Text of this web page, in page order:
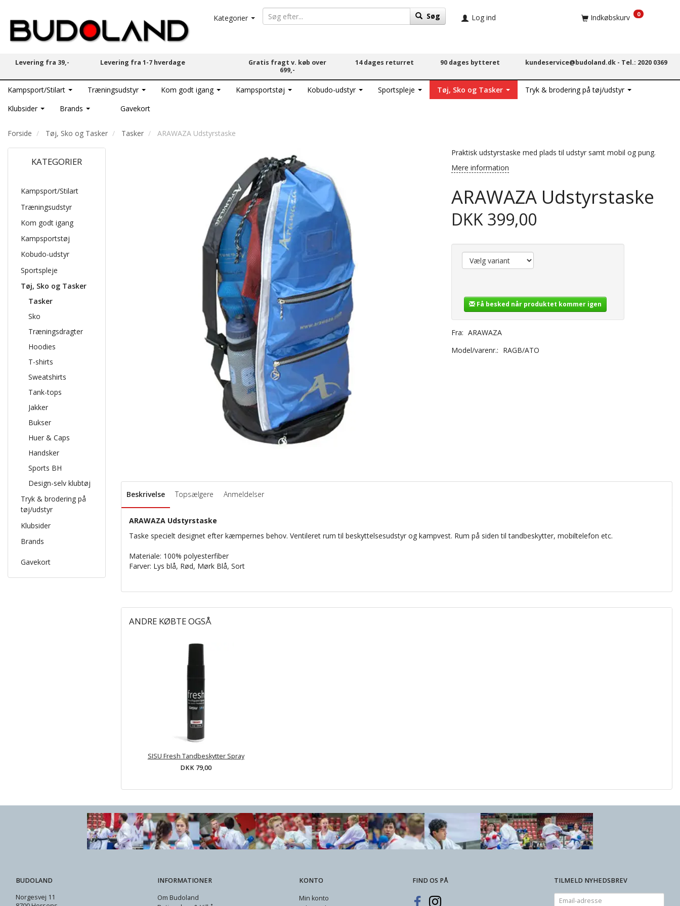
Kategorier Søg Log ind Indkøbskurv 0
Levering fra 39,- Levering fra 1-7 hverdage
Gratis fragt v. køb over
699,-
14 dages returret 90 dages bytteret kundeservice@budoland.dk - Tel.: 2020 0369
Kampsport/Stilart Træningsudstyr Kom godt igang Kampsportstøj Kobudo-udstyr Sportspleje Tøj, Sko og Tasker
Tryk & brodering på tøj/udstyr
Klubsider
Brands Gavekort
Forside Tøj, Sko og Tasker Tasker ARAWAZA Udstyrstaske
KATEGORIER
Kampsport/Stilart
Træningsudstyr
Kom godt igang
Kampsportstøj
Kobudo-udstyr
Sportspleje
Tøj, Sko og Tasker
Tasker
Sko
Træningsdragter
Hoodies
T-shirts
Sweatshirts
Tank-tops
Jakker
Bukser
Huer & Caps
Handsker
Sports BH
Design-selv klubtøj
Tryk & brodering på
tøj/udstyr
Klubsider
Brands
Gavekort
Praktisk udstyrstaske med plads til udstyr samt mobil og pung.
Mere information
ARAWAZA Udstyrstaske
DKK 399,00
Få besked når produktet kommer igen
Fra: ARAWAZA
Model/varenr.: RAGB/ATO
Beskrivelse Topsælgere Anmeldelser
ARAWAZA Udstyrstaske
Taske specielt designet efter kæmpernes behov. Ventileret rum til beskyttelsesudstyr og kampvest. Rum på siden til tandbeskytter, mobiltelefon etc.
Materiale: 100% polyesterfiber
Farver: Lys blå, Rød, Mørk Blå, Sort
ANDRE KØBTE OGSÅ
SISU Fresh Tandbeskytter Spray
DKK 79,00
BUDOLAND
Norgesvej 11
INFORMATIONER
Om Budoland
KONTO
Min konto
FIND OS PÅ
TILMELD NYHEDSBREV
Email-